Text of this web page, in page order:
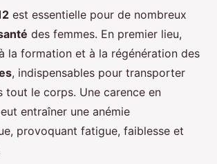
est essentielle pour de nombreux
des femmes. En premier lieu,
la formation et à la régénération des
, indispensables pour transporter
tout le corps. Une carence en
entraîner une anémie
provoquant fatigue, faiblesse et